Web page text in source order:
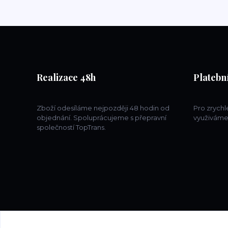
Realizace 48h
Zboží odesíláme nejpozději 48 hodin od
objednání. Spoluprácujeme s přepravní
společností TopTrans.
Pro